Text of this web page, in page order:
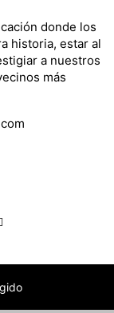
donde los
historia, estar al
a nuestros
más